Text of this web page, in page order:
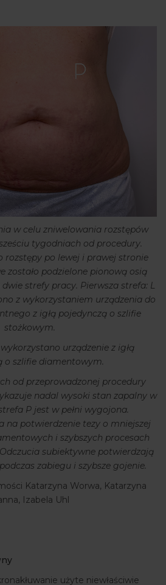
w celu zniwelowania rozstępów
tygodniach od procedury.
rozstępy po lewej i prawej stronie
zostało podzielone pionową osią
strefy pracy. Pierwsza strefa: L
z wykorzystaniem urządzenia do
z igłą pojedynczą o szlifie
stożkowym.
urządzenie z igłą
o szlifie diamentowym.
od przeprowadzonej procedury
nadal wysoki stan zapalny w
P jest w pełni wygojona.
na potwierdzenie tezy o mniejszej
i szybszych procesach
subiektywne potwierdzają
zabiegu i szybsze gojenie.
Katarzyna Worwa, Katarzyna
Izabela Uhl
użyte niewłaściwie